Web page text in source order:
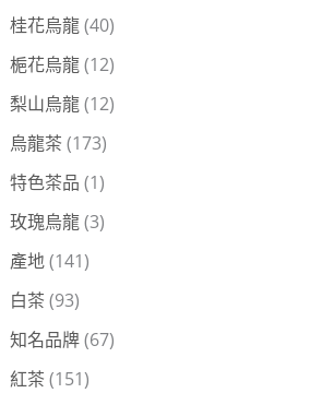
桂花烏龍(40)
梔花烏龍(12)
梨山烏龍(12)
烏龍茶 (173)
特色茶品 (1)
玫瑰烏龍(3)
產地(141)
白茶 (93)
知名品牌(67)
紅茶 (151)